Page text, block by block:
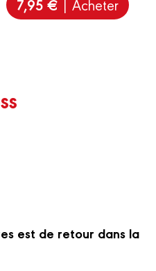
7,95 € | Acheter
est de retour dans la